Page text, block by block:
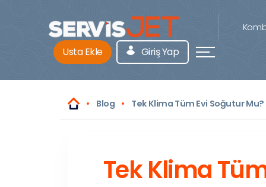
Usta Ekle Giriş Yap
Blog Tek Klima Tüm Evi Soğutur Mu?
Tek Klima